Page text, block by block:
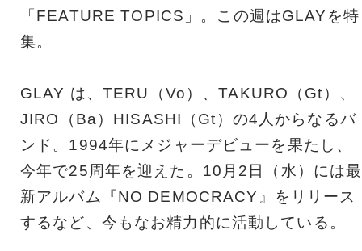
「FEATURE TOPICS」。この週はGLAYを特
集。
GLAY は、TERU（Vo）、TAKURO（Gt）、
JIRO（Ba）HISASHI（Gt）の4人からなるバ
ンド。1994年にメジャーデビューを果たし、
今年で25周年を迎えた。10月2日（水）には最
新アルバム『NO DEMOCRACY』をリリース
するなど、今もなお精力的に活動している。